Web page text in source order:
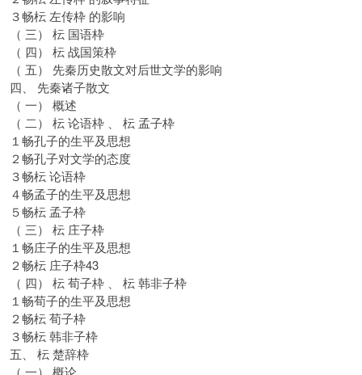
３畅枟 左传枠 的影响
（ 三） 枟 国语枠
（ 四） 枟 战国策枠
（ 五） 先秦历史散文对后世文学的影响
四、 先秦诸子散文
（ 一） 概述
（ 二） 枟 论语枠 、 枟 孟子枠
１畅孔子的生平及思想
２畅孔子对文学的态度
３畅枟 论语枠
４畅孟子的生平及思想
５畅枟 孟子枠
（ 三） 枟 庄子枠
１畅庄子的生平及思想
２畅枟 庄子枠43
（ 四） 枟 荀子枠 、 枟 韩非子枠
１畅荀子的生平及思想
２畅枟 荀子枠
３畅枟 韩非子枠
五、 枟 楚辞枠
（ 一） 概论